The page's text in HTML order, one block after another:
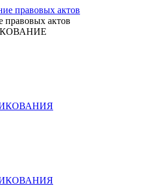
правовых актов